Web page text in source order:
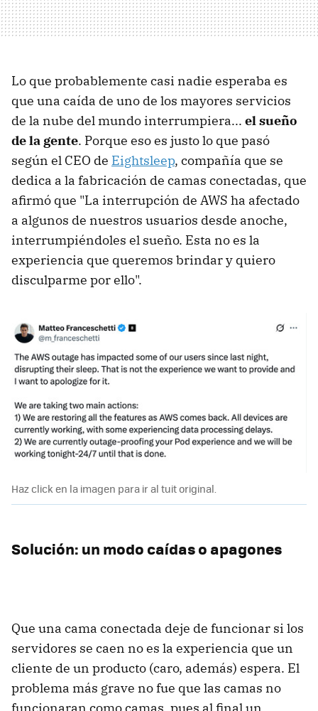
Lo que probablemente casi nadie esperaba es
que una caída de uno de los mayores servicios
de la nube del mundo interrumpiera... el sueño
de la gente. Porque eso es justo lo que pasó
según el CEO de Eightsleep, compañía que se
dedica a la fabricación de camas conectadas, que
afirmó que "La interrupción de AWS ha afectado
a algunos de nuestros usuarios desde anoche,
interrumpiéndoles el sueño. Esta no es la
experiencia que queremos brindar y quiero
disculparme por ello".
Haz click en la imagen para ir al tuit original.
Solución: un modo caídas o apagones
Que una cama conectada deje de funcionar si los
servidores se caen no es la experiencia que un
cliente de un producto (caro, además) espera. El
problema más grave no fue que las camas no